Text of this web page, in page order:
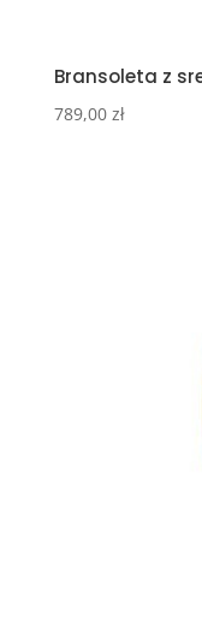
Bransoleta z
789,00 zł